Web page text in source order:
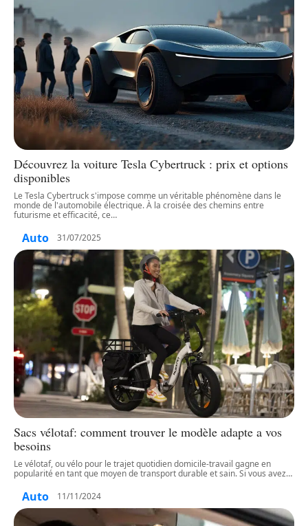
Découvrez la voiture Tesla Cybertruck : prix et options
disponibles
Le Tesla Cybertruck s'impose comme un véritable phénomène dans le
monde de l'automobile électrique. À la croisée des chemins entre
futurisme et efficacité, ce…
Auto 31/07/2025
Sacs vélotaf: comment trouver le modèle adapte a vos
besoins
Le vélotaf, ou vélo pour le trajet quotidien domicile-travail gagne en
popularité en tant que moyen de transport durable et sain. Si vous avez…
Auto 11/11/2024